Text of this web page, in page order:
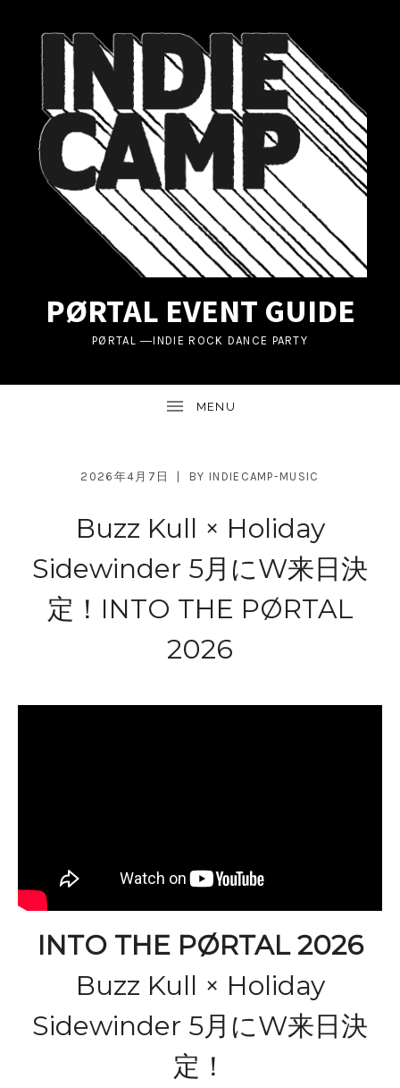
PØRTAL EVENT GUIDE
PØRTAL ―INDIE ROCK DANCE PARTY
Buzz Kull × Holiday
Sidewinder 5月にW来日決
定！INTO THE PØRTAL
2026
2026年4月7日 BY INDIECAMP-MUSIC
INTO THE PØRTAL 2026
Buzz Kull × Holiday
Sidewinder 5月にW来日決
定！